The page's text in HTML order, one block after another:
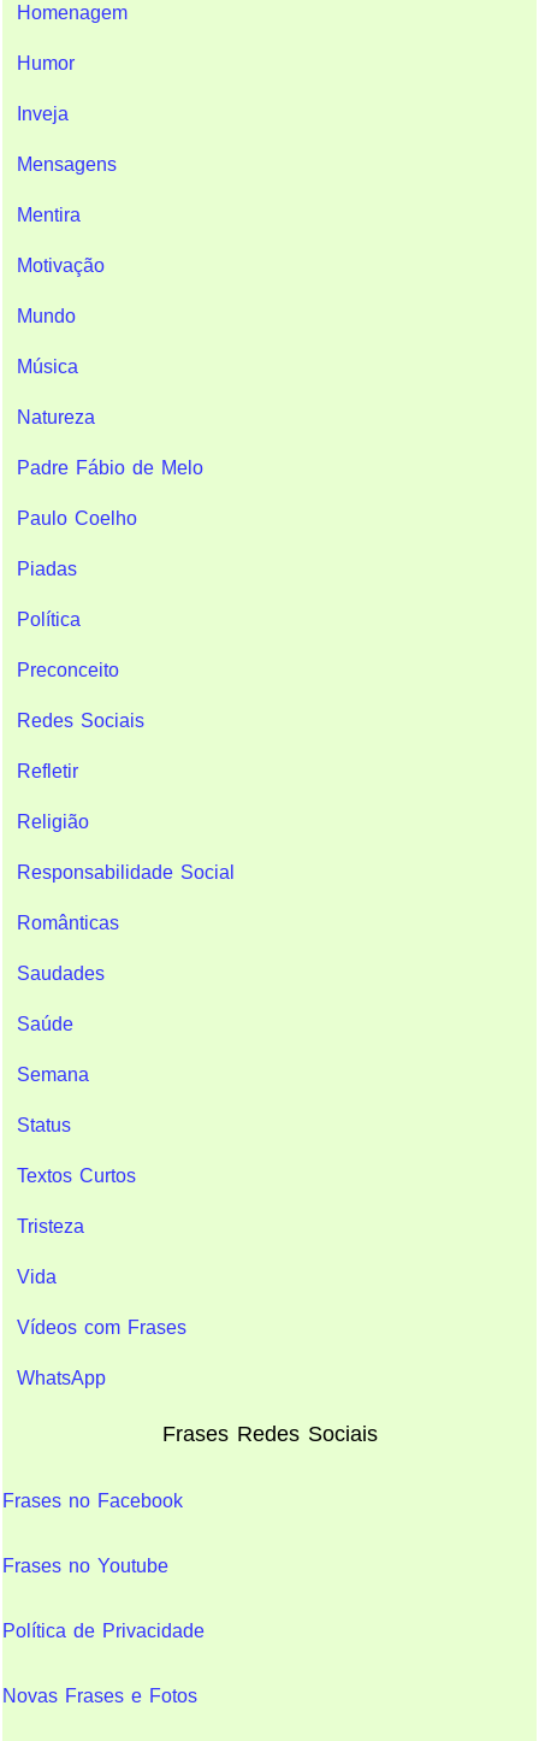
Homenagem
Humor
Inveja
Mensagens
Mentira
Motivação
Mundo
Música
Natureza
Padre Fábio de Melo
Paulo Coelho
Piadas
Política
Preconceito
Redes Sociais
Refletir
Religião
Responsabilidade Social
Românticas
Saudades
Saúde
Semana
Status
Textos Curtos
Tristeza
Vida
Vídeos com Frases
WhatsApp
Frases Redes Sociais
Frases no Facebook
Frases no Youtube
Política de Privacidade
Novas Frases e Fotos